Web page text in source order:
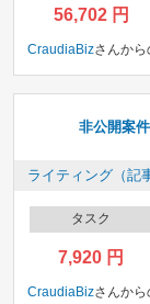
56,702 円
CraudiaBizさんから
非公開案
ライティング（記
タスク
7,920 円
CraudiaBizさんから